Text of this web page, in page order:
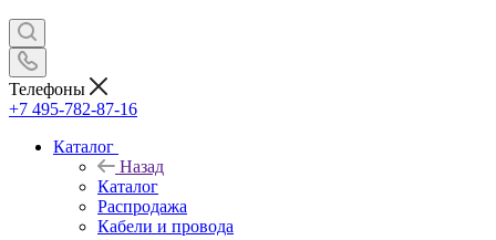
Телефоны
+7 495-782-87-16
Каталог
Назад
Каталог
Распродажа
Кабели и провода